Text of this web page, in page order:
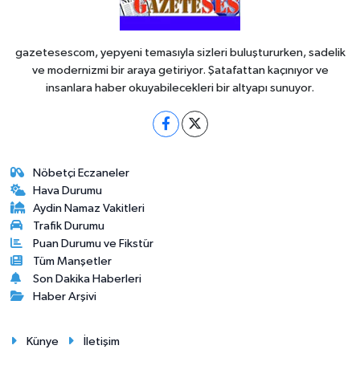
gazetesescom, yepyeni temasıyla sizleri buluştururken, sadelik
ve modernizmi bir araya getiriyor. Şatafattan kaçınıyor ve
insanlara haber okuyabilecekleri bir altyapı sunuyor.
Nöbetçi Eczaneler
Hava Durumu
Aydin Namaz Vakitleri
Trafik Durumu
Puan Durumu ve Fikstür
Tüm Manşetler
Son Dakika Haberleri
Haber Arşivi
Künye İletişim